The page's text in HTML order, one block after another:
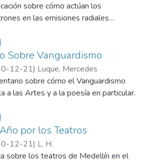
sobre cómo actúan los
en las emisiones radiales…
Sobre Vanguardismo
12-21) Luque, Mercedes
sobre cómo el Vanguardismo
a las Artes y a la poesía en particular.
por los Teatros
12-21) L. H.
sobre los teatros de Medellín en el